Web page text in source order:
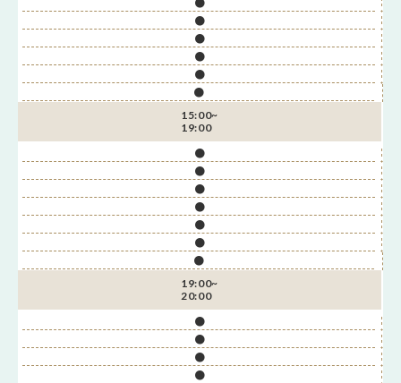
●
●
●
●
●
15:00~
19:00
●
●
●
●
●
●
●
19:00~
20:00
●
●
●
●